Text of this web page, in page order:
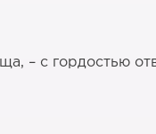
– с гордостью